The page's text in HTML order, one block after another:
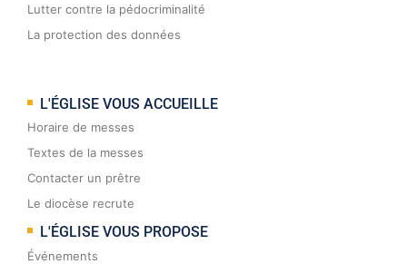
Lutter contre la pédocriminalité
La protection des données
L'ÉGLISE VOUS ACCUEILLE
Horaire de messes
Textes de la messes
Contacter un prêtre
Le diocèse recrute
L'ÉGLISE VOUS PROPOSE
Événements